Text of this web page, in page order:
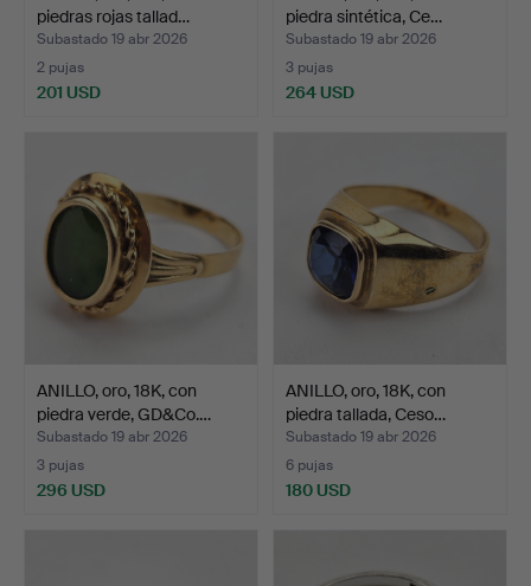
piedras rojas tallad…
Subastado 19 abr 2026
2 pujas
201 USD
piedra sintética, Ce…
Subastado 19 abr 2026
3 pujas
264 USD
ANILLO, oro, 18K, con
piedra verde, GD&Co.…
Subastado 19 abr 2026
3 pujas
296 USD
ANILLO, oro, 18K, con
piedra tallada, Ceso…
Subastado 19 abr 2026
6 pujas
180 USD